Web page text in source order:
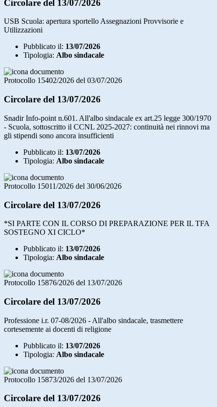
Circolare del 13/07/2026
USB Scuola: apertura sportello Assegnazioni Provvisorie e
Utilizzazioni
Pubblicato il: 13/07/2026
Tipologia: Albo sindacale
Protocollo 15402/2026 del 03/07/2026
Circolare del 13/07/2026
Snadir Info-point n.601. All'albo sindacale ex art.25 legge 300/1970
- Scuola, sottoscritto il CCNL 2025-2027: continuità nei rinnovi ma
gli stipendi sono ancora insufficienti
Pubblicato il: 13/07/2026
Tipologia: Albo sindacale
Protocollo 15011/2026 del 30/06/2026
Circolare del 13/07/2026
*SI PARTE CON IL CORSO DI PREPARAZIONE PER IL TFA
SOSTEGNO XI CICLO*
Pubblicato il: 13/07/2026
Tipologia: Albo sindacale
Protocollo 15876/2026 del 13/07/2026
Circolare del 13/07/2026
Professione i.r. 07-08/2026 - All'albo sindacale, trasmettere
cortesemente ai docenti di religione
Pubblicato il: 13/07/2026
Tipologia: Albo sindacale
Protocollo 15873/2026 del 13/07/2026
Circolare del 13/07/2026